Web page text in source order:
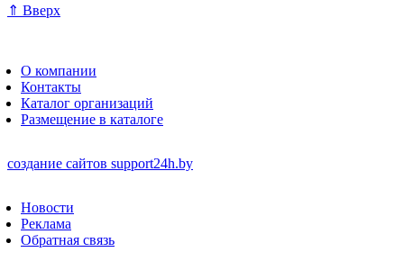
⇑ Вверх
О компании
Контакты
Каталог организаций
Размещение в каталоге
создание сайтов support24h.by
Новости
Реклама
Обратная связь